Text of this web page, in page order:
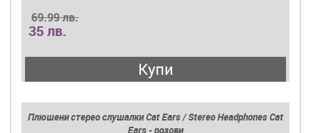
69.99 лв.
35 лв.
Купи
Плюшени стерео слушалки Cat Ears / Stereo Headphones Cat
Ears - розови